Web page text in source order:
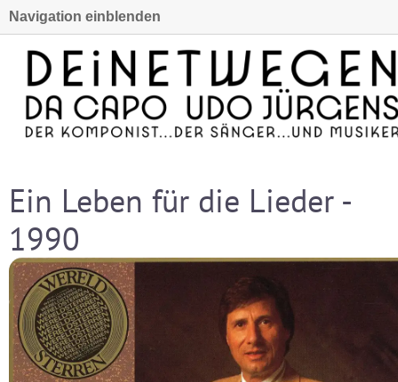
Navigation einblenden
Ein Leben für die Lieder -
1990